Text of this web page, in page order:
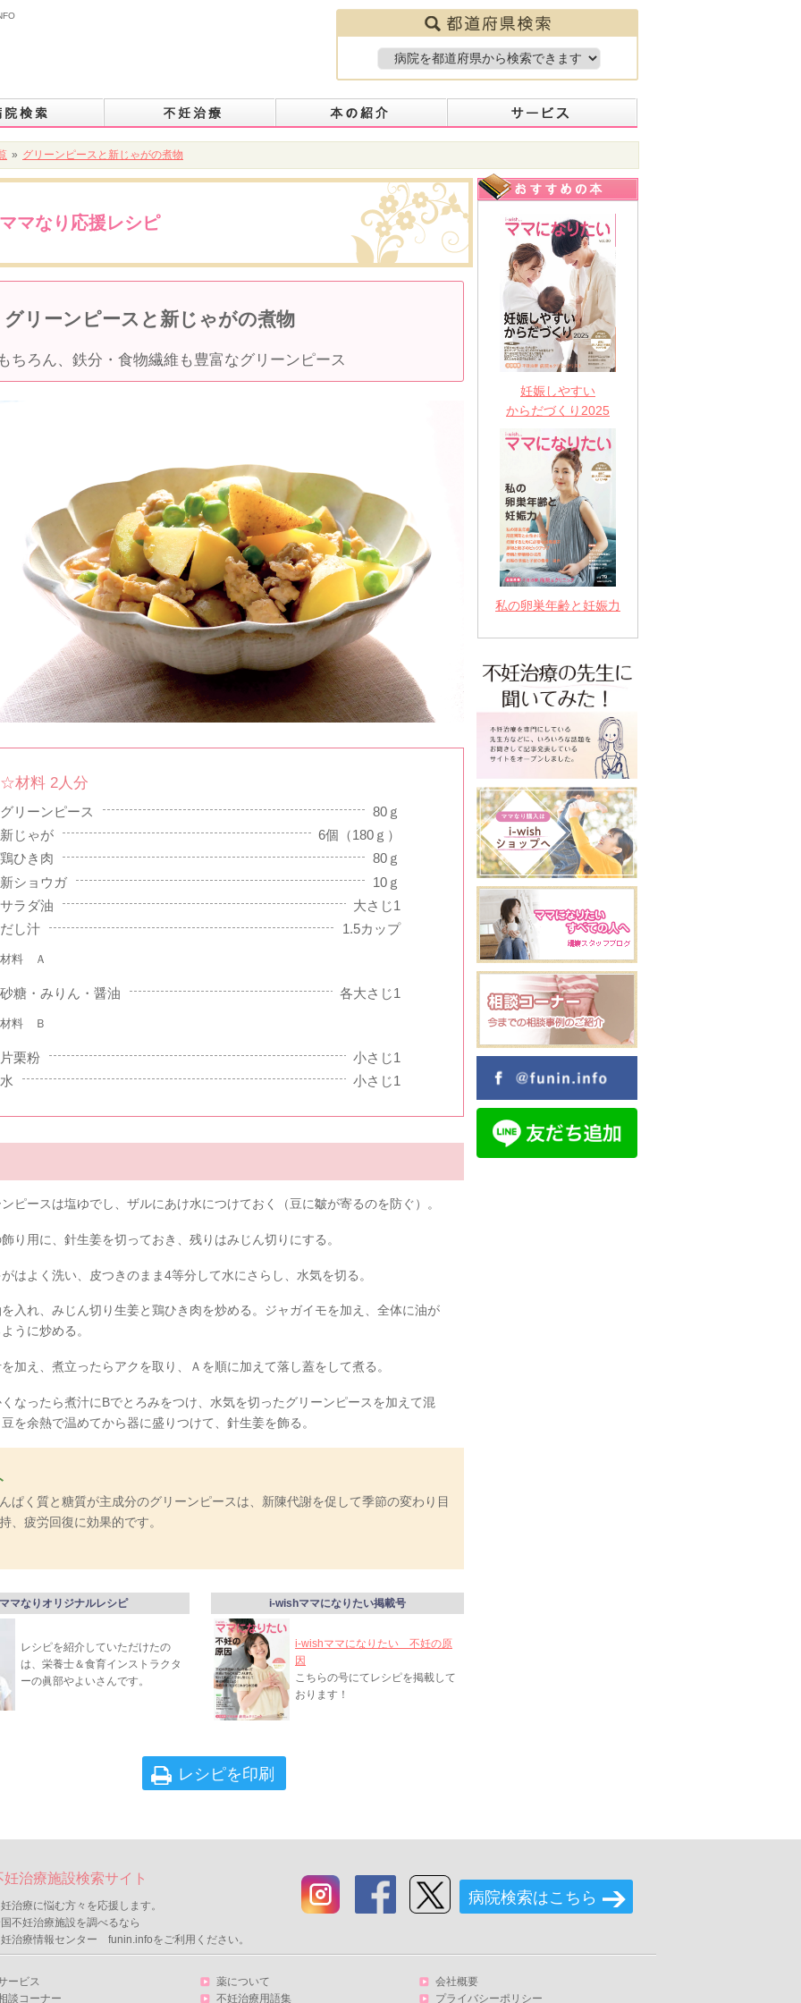
» グリーンピースと新じゃがの煮物
ママなり応援レシピ
グリーンピースと新じゃがの煮物
ちろん、鉄分・食物繊維も豊富なグリーンピース
☆材料 2人分
グリーンピース
80ｇ
新じゃが
6個（180ｇ）
鶏ひき肉
80ｇ
新ショウガ
10ｇ
サラダ油
大さじ1
だし汁
1.5カップ
材料 Ａ
砂糖・みりん・醤油 各大さじ1
材料 Ｂ
片栗粉
小さじ1
水
小さじ1
ピースは塩ゆでし、ザルにあけ水につけておく（豆に皺が寄るのを防ぐ）。
り用に、針生姜を切っておき、残りはみじん切りにする。
はよく洗い、皮つきのまま4等分して水にさらし、水気を切る。
入れ、みじん切り生姜と鶏ひき肉を炒める。ジャガイモを加え、全体に油が
うに炒める。
加え、煮立ったらアクを取り、Ａを順に加えて落し蓋をして煮る。
なったら煮汁にBでとろみをつけ、水気を切ったグリーンピースを加えて混
を余熱で温めてから器に盛りつけて、針生姜を飾る。
ぱく質と糖質が主成分のグリーンピースは、新陳代謝を促して季節の変わり目
、疲労回復に効果的です。
マなりオリジナルレシピ
レシピを紹介していただけたの
は、栄養士＆食育インストラクタ
ーの眞部やよいさんです。
i-wishママになりたい掲載号
i-wishママになりたい 不妊の原
因
こちらの号にてレシピを掲載して
おります！
レシピを印刷
妊娠しやすい
からだづくり2025
私の卵巣年齢と妊娠力
妊治療施設検索サイト
治療に悩む方々を応援します。
不妊治療施設を調べるなら
治療情報センター funin.infoをご利用ください。
病院検索はこちら
ービス
談コーナー
薬について
不妊治療用語集
会社概要
プライバシーポリシー